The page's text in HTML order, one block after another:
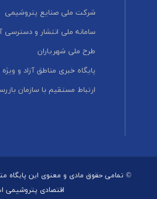
شرکت ملی صنایع پتروشیمی
سامانه ملی انتشار و دسترسی
طرح ملی شهریاران
پایگاه خبری مناطق آزاد و
ارتباط مستقیم با سازمان
© تمامی حقوق مادی و معنوی این پایگاه
اقتصادی پتروشیمی